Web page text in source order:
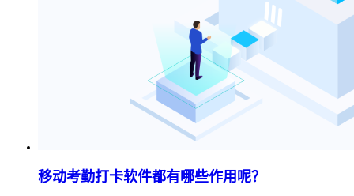
移动考勤打卡软件都有哪些作用呢？